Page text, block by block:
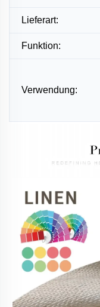
Lieferart:
Funktion:
Verwendung: